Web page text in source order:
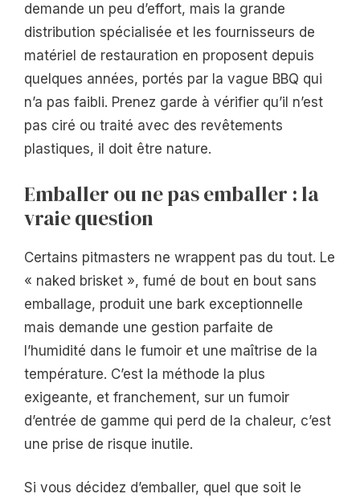
demande un peu d’effort, mais la grande
distribution spécialisée et les fournisseurs de
matériel de restauration en proposent depuis
quelques années, portés par la vague BBQ qui
n’a pas faibli. Prenez garde à vérifier qu’il n’est
pas ciré ou traité avec des revêtements
plastiques, il doit être nature.
Emballer ou ne pas emballer : la
vraie question
Certains pitmasters ne wrappent pas du tout. Le
« naked brisket », fumé de bout en bout sans
emballage, produit une bark exceptionnelle
mais demande une gestion parfaite de
l’humidité dans le fumoir et une maîtrise de la
température. C’est la méthode la plus
exigeante, et franchement, sur un fumoir
d’entrée de gamme qui perd de la chaleur, c’est
une prise de risque inutile.
Si vous décidez d’emballer, quel que soit le